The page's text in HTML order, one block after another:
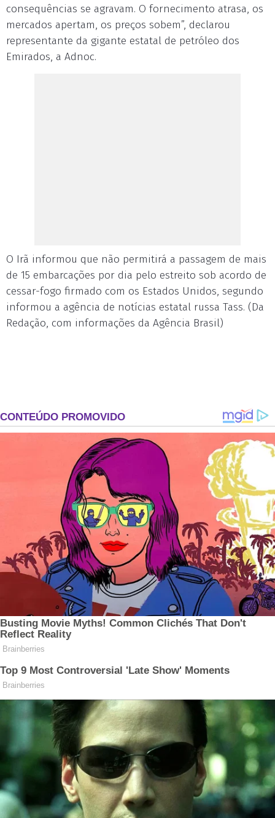
consequências se agravam. O fornecimento atrasa, os
mercados apertam, os preços sobem”, declarou
representante da gigante estatal de petróleo dos
Emirados, a Adnoc.
O Irã informou que não permitirá a passagem de mais
de 15 embarcações por dia pelo estreito sob acordo de
cessar-fogo firmado com os Estados Unidos, segundo
informou a agência de notícias estatal russa Tass. (Da
Redação, com informações da Agência Brasil)